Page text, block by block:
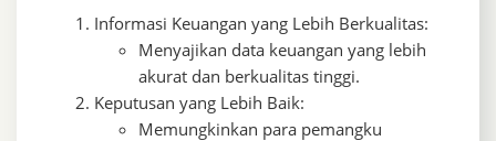
Informasi Keuangan yang Lebih Berkualitas:
Menyajikan data keuangan yang lebih
akurat dan berkualitas tinggi.
Keputusan yang Lebih Baik:
Memungkinkan para pemangku